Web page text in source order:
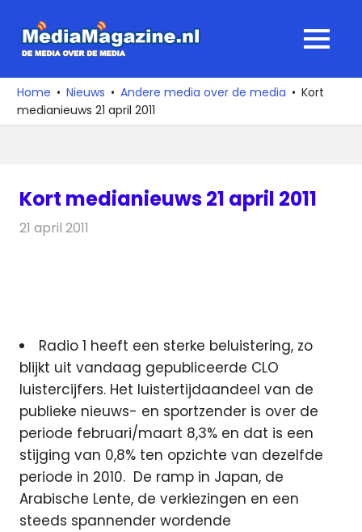
naar
media
over
de
MENU
Home Nieuws Andere media over de media
Kort
medianieuws 21 april 2011
Kort medianieuws 21 april 2011
21 april 2011
Radio 1 heeft een sterke beluistering, zo
blijkt uit vandaag gepubliceerde CLO
luistercijfers. Het luistertijdaandeel van de
publieke nieuws- en sportzender is over de
periode februari/maart 8,3% en dat is een
stijging van 0,8% ten opzichte van dezelfde
periode in 2010. De ramp in Japan, de
Arabische Lente, de verkiezingen en een
steeds spannender wordende